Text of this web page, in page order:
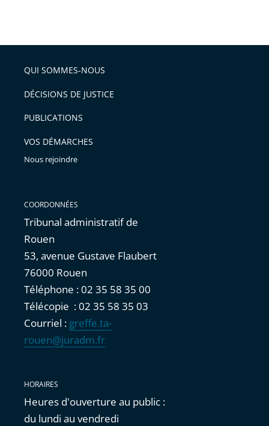
arriver
après
l'article
pour
avant
QUI SOMMES-NOUS
DÉCISIONS DE JUSTICE
PUBLICATIONS
VOS DÉMARCHES
Nous rejoindre
COORDONNÉES
Tribunal administratif de
Rouen
53, avenue Gustave Flaubert
76000 Rouen
Téléphone : 02 35 58 35 00
Télécopie : 02 35 58 35 03
Courriel : greffe.ta-
rouen@juradm.fr
HORAIRES
Heures d'ouverture au public :
du lundi au vendredi